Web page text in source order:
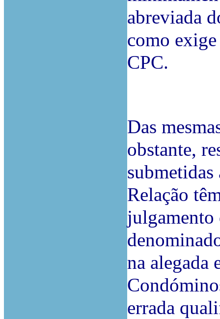
abreviada
como
CPC.
Das
obstante,
Relação
julgamento
na alegada
errada